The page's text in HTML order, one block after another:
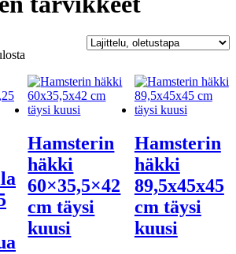
Hamsterin
häkki
60×35,5×42
cm täysi
kuusi
Hamsterin
häkki
89,5x45x45
cm täysi
kuusi